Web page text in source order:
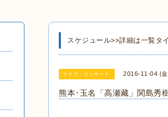
スケジュール>>詳細は一覧タ
ライブ・コンサート 2016-11-04 (
熊本･玉名「高瀬藏」関島秀